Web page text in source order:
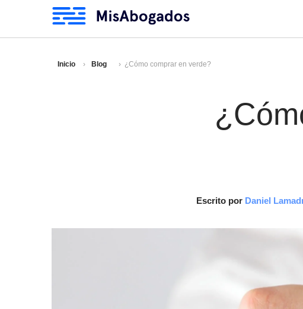
Inicio Blog ¿Cómo comprar en verde?
Escrito por Daniel